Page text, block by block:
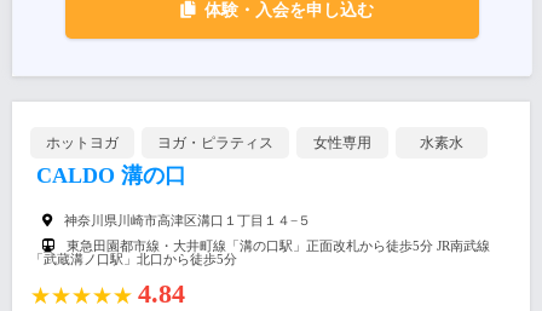
体験・入会を申し込む
ホットヨガ ヨガ・ピラティス 女性専用 水素水
CALDO 溝の口
神奈川県川崎市高津区溝口１丁目１４−５
東急田園都市線・大井町線「溝の口駅」正面改札から徒歩5分 JR南武線
「武蔵溝ノ口駅」北口から徒歩5分
★★★★★ 4.84